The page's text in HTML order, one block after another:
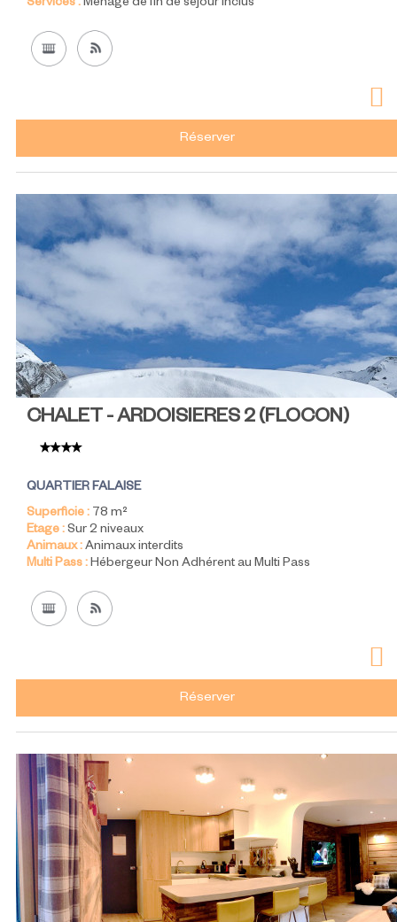
Services :Ménage de fin de séjour inclus
Réserver
CHALET - ARDOISIERES 2 (FLOCON)
QUARTIER FALAISE
Superficie : 78 m²
Etage :Sur 2 niveaux
Animaux :Animaux interdits
Multi Pass :Hébergeur Non Adhérent au Multi Pass
Réserver